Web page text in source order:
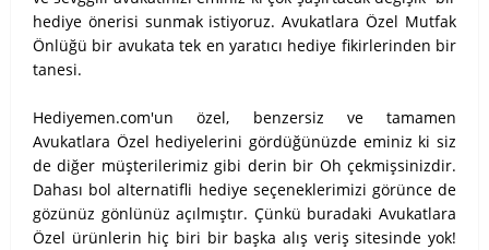
hediye önerisi sunmak istiyoruz. Avukatlara Özel Mutfak
Önlüğü bir avukata tek en yaratıcı hediye fikirlerinden bir
tanesi.
Hediyemen.com'un özel, benzersiz ve tamamen
Avukatlara Özel hediyelerini gördüğünüzde eminiz ki siz
de diğer müşterilerimiz gibi derin bir Oh çekmişsinizdir.
Dahası bol alternatifli hediye seçeneklerimizi görünce de
gözünüz gönlünüz açılmıştır. Çünkü buradaki Avukatlara
Özel ürünlerin hiç biri bir başka alış veriş sitesinde yok!